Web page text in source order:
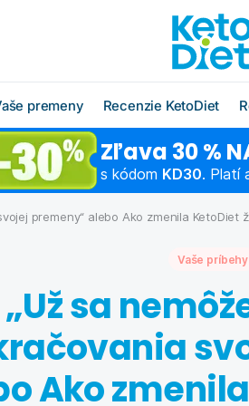
O radoch KetoDiet
Čo jesť po diéte
Schudnite s odborníkom
Vzorové jedálničky
Klub Moja KetoDiet
premeny Recenzie KetoDiet
Všetky
Keto
kroku diéty)
Zľava 30 %
s kódom KD30. Platí
premeny“ alebo Ako zmenila KetoDiet
Vaše príbehy
„Už sa
Ako